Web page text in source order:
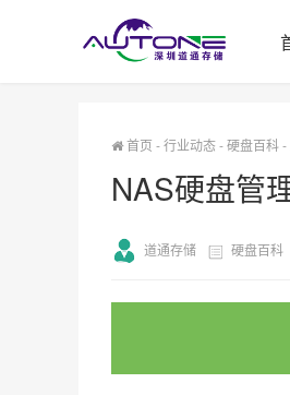
首页 -行业动态-硬盘百科-
NAS硬盘管
道通存储 硬盘百科